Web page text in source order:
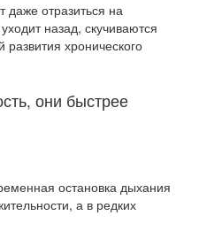
даже отразиться на
назад, скучиваются
хронического
они быстрее
остановка дыхания
а в редких